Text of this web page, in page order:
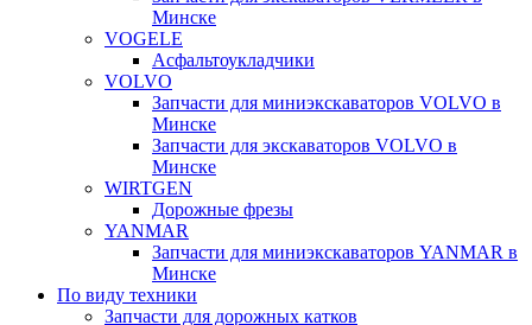
Минске
VOGELE
Асфальтоукладчики
VOLVO
Запчасти для миниэкскаваторов VOLVO в
Минске
Запчасти для экскаваторов VOLVO в
Минске
WIRTGEN
Дорожные фрезы
YANMAR
Запчасти для миниэкскаваторов YANMAR в
Минске
По виду техники
Запчасти для дорожных катков